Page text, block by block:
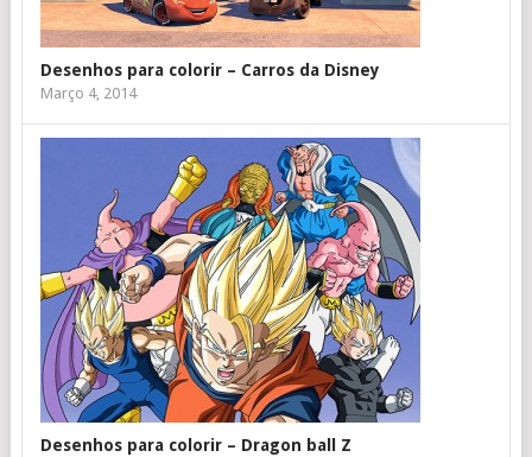
Desenhos para colorir – Carros da Disney
Março 4, 2014
Desenhos para colorir – Dragon ball Z